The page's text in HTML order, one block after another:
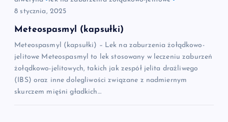
8 stycznia, 2025
Meteospasmyl (kapsułki)
Meteospasmyl (kapsułki) – Lek na zaburzenia żołądkowo-
jelitowe Meteospasmyl to lek stosowany w leczeniu zaburzeń
żołądkowo-jelitowych, takich jak zespół jelita drażliwego
(IBS) oraz inne dolegliwości związane z nadmiernym
skurczem mięśni gładkich…